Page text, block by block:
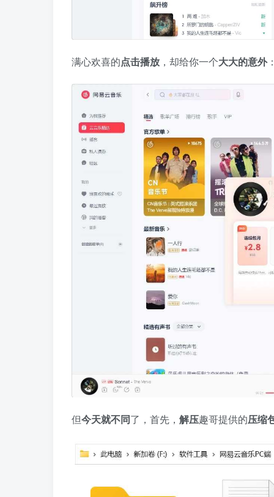
满心欢喜的点击播放 ，却给你一个大大的意外
但今天就不同了，首先， 解压趣哥提供的压缩